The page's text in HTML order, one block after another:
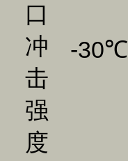
口
冲
击
强
度
-30℃